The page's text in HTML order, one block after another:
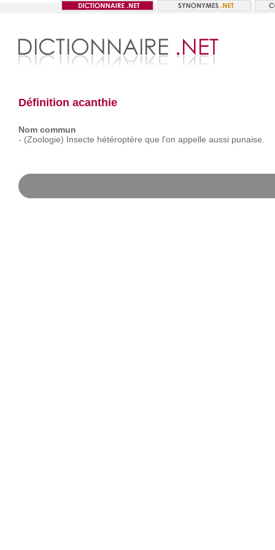
Définition acanthie
Nom commun
- (Zoologie) Insecte hétéroptère que l'on appelle aussi punaise.